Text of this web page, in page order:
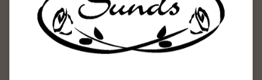
Öppet
Vardagar 09-18
Lördagar 09-16
Söndagar Självbetjäning